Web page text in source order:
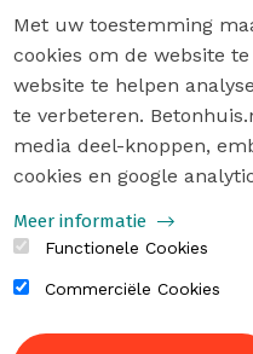
Contact
Privacyverklaring
Sitemap
Met uw toestemming
cookies om de website
website te helpen
te verbeteren.
media deel-knoppen,
cookies en google
Meer informatie
Functionele Cookies
Commerciële Cookies